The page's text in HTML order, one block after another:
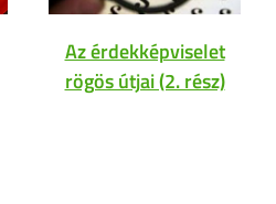
Az érdekképviselet
rögös útjai (2. rész)